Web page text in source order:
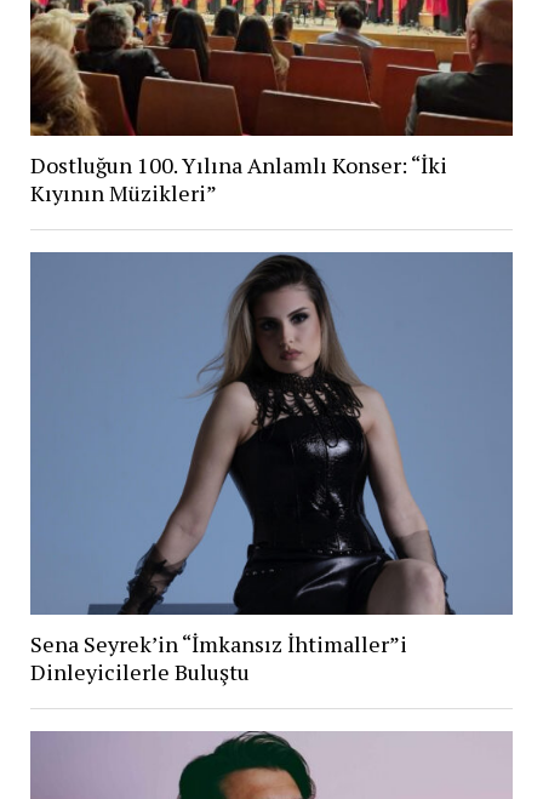
Dostluğun 100. Yılına Anlamlı Konser: “İki
Kıyının Müzikleri”
Sena Seyrek’in “İmkansız İhtimaller”i
Dinleyicilerle Buluştu